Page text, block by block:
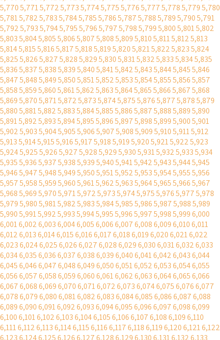
5,7705,7715,7725,7735,7745,7755,7765,7775,7785,7795,780
5,7815,7825,7835,7845,7855,7865,7875,7885,7895,7905,791
5,7925,7935,7945,7955,7965,7975,7985,7995,8005,8015,802
5,8035,8045,8055,8065,8075,8085,8095,8105,8115,8125,813
5,8145,8155,8165,8175,8185,8195,8205,8215,8225,8235,824
5,8255,8265,8275,8285,8295,8305,8315,8325,8335,8345,835
5,8365,8375,8385,8395,8405,8415,8425,8435,8445,8455,846
5,8475,8485,8495,8505,8515,8525,8535,8545,8555,8565,857
5,8585,8595,8605,8615,8625,8635,8645,8655,8665,8675,868
5,8695,8705,8715,8725,8735,8745,8755,8765,8775,8785,879
5,8805,8815,8825,8835,8845,8855,8865,8875,8885,8895,890
5,8915,8925,8935,8945,8955,8965,8975,8985,8995,9005,901
5,9025,9035,9045,9055,9065,9075,9085,9095,9105,9115,912
5,9135,9145,9155,9165,9175,9185,9195,9205,9215,9225,923
5,9245,9255,9265,9275,9285,9295,9305,9315,9325,9335,934
5,9355,9365,9375,9385,9395,9405,9415,9425,9435,9445,945
5,9465,9475,9485,9495,9505,9515,9525,9535,9545,9555,956
5,9575,9585,9595,9605,9615,9625,9635,9645,9655,9665,967
5,9685,9695,9705,9715,9725,9735,9745,9755,9765,9775,978
5,9795,9805,9815,9825,9835,9845,9855,9865,9875,9885,989
5,9905,9915,9925,9935,9945,9955,9965,9975,9985,9996,000
6,0016,0026,0036,0046,0056,0066,0076,0086,0096,0106,011
6,0126,0136,0146,0156,0166,0176,0186,0196,0206,0216,022
6,0236,0246,0256,0266,0276,0286,0296,0306,0316,0326,033
6,0346,0356,0366,0376,0386,0396,0406,0416,0426,0436,044
6,0456,0466,0476,0486,0496,0506,0516,0526,0536,0546,055
6,0566,0576,0586,0596,0606,0616,0626,0636,0646,0656,066
6,0676,0686,0696,0706,0716,0726,0736,0746,0756,0766,077
6,0786,0796,0806,0816,0826,0836,0846,0856,0866,0876,088
6,0896,0906,0916,0926,0936,0946,0956,0966,0976,0986,099
6,1006,1016,1026,1036,1046,1056,1066,1076,1086,1096,110
6,1116,1126,1136,1146,1156,1166,1176,1186,1196,1206,1216,122